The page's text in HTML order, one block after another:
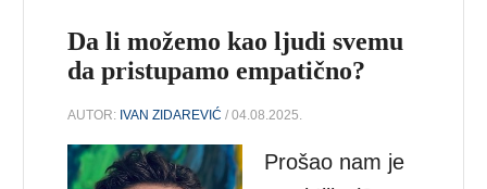
Da li možemo kao ljudi svemu
da pristupamo empatično?
AUTOR: IVAN ZIDAREVIĆ / 04.08.2025.
Prošao nam je